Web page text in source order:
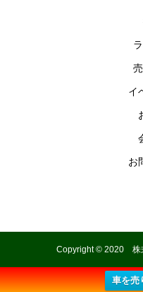
イ
お
Copyright © 2020 株
車を売